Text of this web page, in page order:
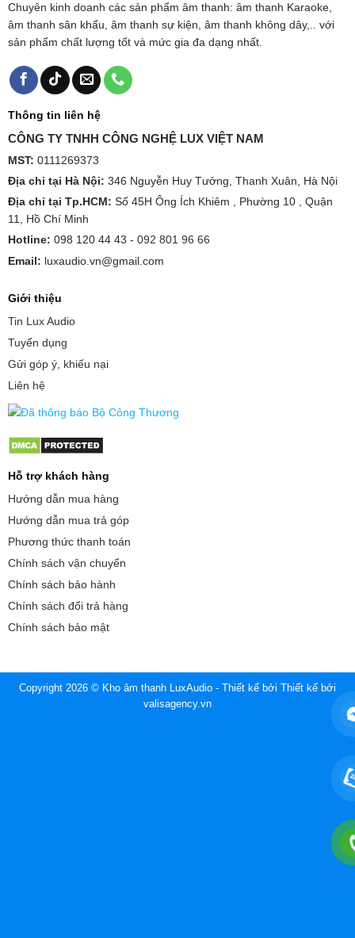
Chuyên kinh doanh các sản phẩm âm thanh: âm thanh Karaoke,
âm thanh sân khấu, âm thanh sự kiện, âm thanh không dây,.. với
sản phẩm chất lượng tốt và mức gia đa dạng nhất.
Thông tin liên hệ
CÔNG TY TNHH CÔNG NGHỆ LUX VIỆT NAM
MST: 0111269373
Địa chỉ tại Hà Nội: 346 Nguyễn Huy Tưởng, Thanh Xuân, Hà Nội
Địa chỉ tại Tp.HCM: Số 45H Ông Ích Khiêm , Phường 10 , Quận
11, Hồ Chí Minh
Hotline: 098 120 44 43 - 092 801 96 66
Email: luxaudio.vn@gmail.com
Giới thiệu
Tin Lux Audio
Tuyển dụng
Gửi góp ý, khiếu nại
Liên hệ
Hỗ trợ khách hàng
Hướng dẫn mua hàng
Hướng dẫn mua trả góp
Phương thức thanh toán
Chính sách vận chuyển
Chính sách bảo hành
Chính sách đổi trả hàng
Chính sách bảo mật
Copyright 2026 © Kho âm thanh LuxAudio - Thiết kế bởi Thiết kế bởi
valisagency.vn